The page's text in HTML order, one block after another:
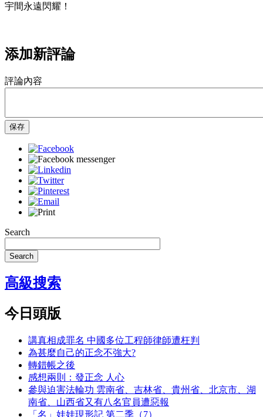
宇間永遠閃耀！
添加新評論
評論內容
保存
Search
Search
高級搜索
今日頭版
講真相成罪名 中國多位工程師律師遭枉判
為甚麼自己的正念不強大?
轉錯帳之後
感想兩則：發正念 人心
參與迫害法輪功 雲南省、吉林省、貴州省、北京市、湖
南省、山西省又有八名官員遭惡報
「名」娃娃現形記 第二季（7）